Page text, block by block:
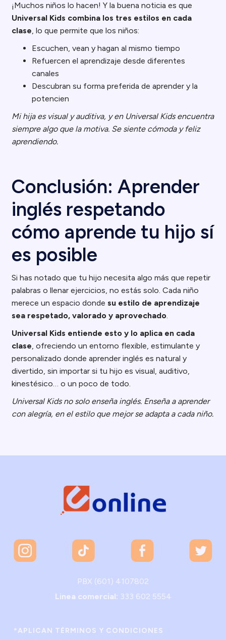
¡Muchos niños lo hacen! Y la buena noticia es que
Universal Kids combina los tres estilos en cada
clase, lo que permite que los niños:
Escuchen, vean y hagan al mismo tiempo
Refuercen el aprendizaje desde diferentes
canales
Descubran su forma preferida de aprender y la
potencien
Mi hija es visual y auditiva, y en Universal Kids encuentra
siempre algo que la motiva. Se siente cómoda y feliz
aprendiendo.
Conclusión: Aprender
inglés respetando
cómo aprende tu hijo sí
es posible
Si has notado que tu hijo necesita algo más que repetir
palabras o llenar ejercicios, no estás solo. Cada niño
merece un espacio dondesu estilo de aprendizaje
sea respetado, valorado y aprovechado.
Universal Kids entiende esto y lo aplica en cada
clase, ofreciendo un entorno flexible, estimulante y
personalizado donde aprender inglés es natural y
divertido, sin importar si tu hijo es visual, auditivo,
kinestésico… o un poco de todo.
Universal Kids no solo enseña inglés. Enseña a aprender
con alegría, en el estilo que mejor se adapta a cada niño.
PBX (601) 4107802
Linea comercial: 333 602 5554
*APLICAN TÉRMINOS Y CONDICIONES